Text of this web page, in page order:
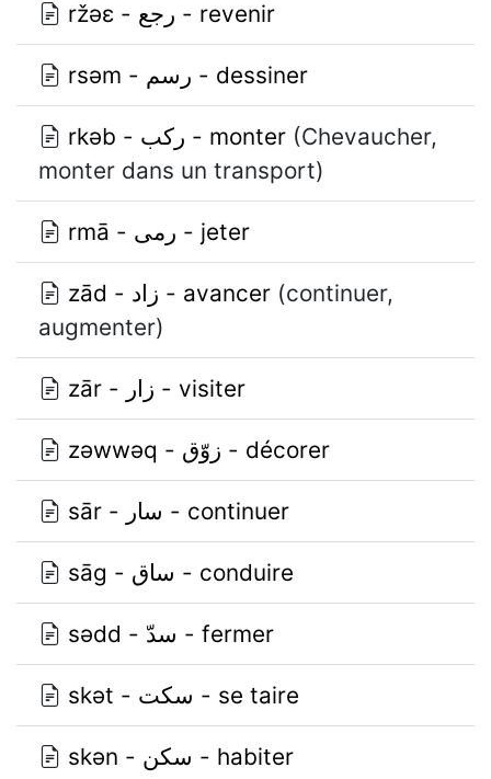
ržǝɛ - رجع - revenir
rsǝm - رسم - dessiner
rkǝb - ركب - monter (Chevaucher,
monter dans un transport)
rmā - رمى - jeter
zād - زاد - avancer (continuer,
augmenter)
zār - زار - visiter
zǝwwǝq - زوّق - décorer
sār - سار - continuer
sāg - ساق - conduire
sǝdd - سدّ - fermer
skǝt - سكت - se taire
skǝn - سكن - habiter